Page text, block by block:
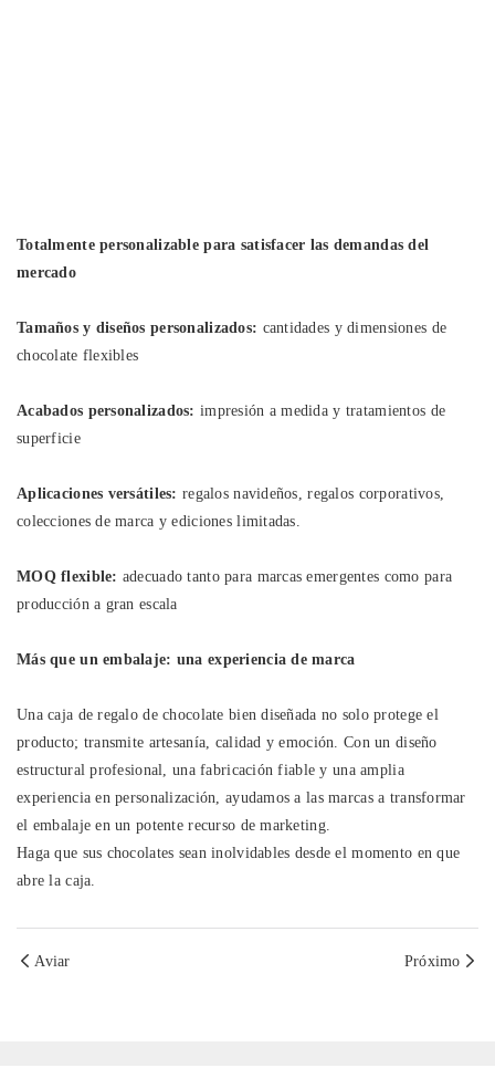
Totalmente personalizable para satisfacer las demandas del
mercado
Tamaños y diseños personalizados: cantidades y dimensiones de
chocolate flexibles
Acabados personalizados: impresión a medida y tratamientos de
superficie
Aplicaciones versátiles: regalos navideños, regalos corporativos,
colecciones de marca y ediciones limitadas.
MOQ flexible: adecuado tanto para marcas emergentes como para
producción a gran escala
Más que un embalaje: una experiencia de marca
Una caja de regalo de chocolate bien diseñada no solo protege el
producto; transmite artesanía, calidad y emoción. Con un diseño
estructural profesional, una fabricación fiable y una amplia
experiencia en personalización, ayudamos a las marcas a transformar
el embalaje en un potente recurso de marketing.
Haga que sus chocolates sean inolvidables desde el momento en que
abre la caja.
Aviar Próximo